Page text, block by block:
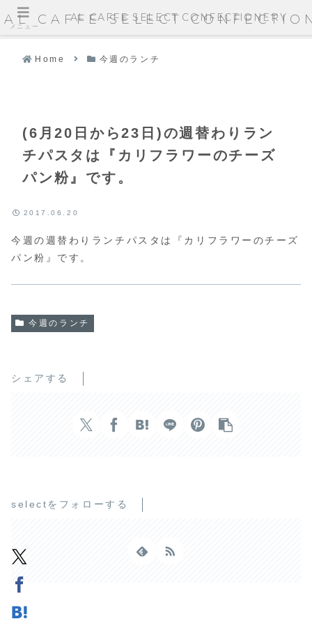
AL CAFFE SELECT
Home 今週のランチ
(6月20日から23日)の週替わりラン
チパスタは『カリフラワーのチーズ
パン粉』です。
2017.06.20
今週の週替わりランチパスタは『カリフラワーのチーズ
パン粉』です。
今週のランチ
シェアする
selectをフォローする
メニュー
AL CAFFE SELECT CONFECTIONERY